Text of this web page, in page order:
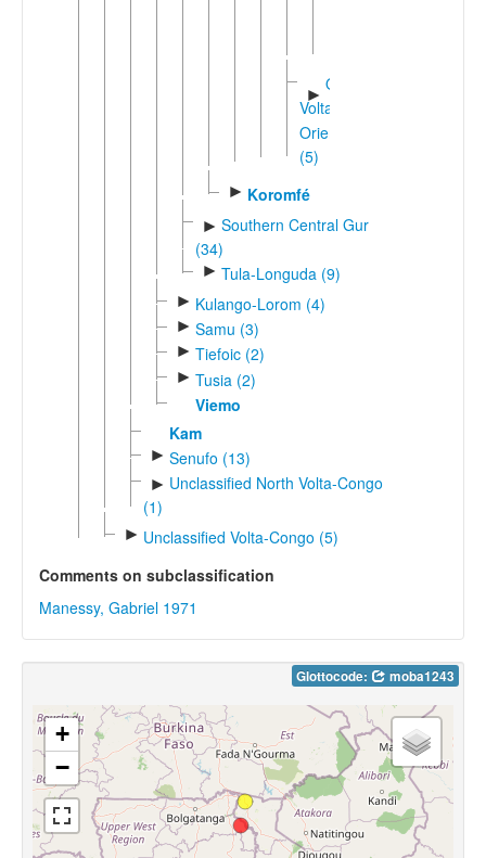
►
Oti-
Volta
Oriental
(5)
► Koromfé
► Southern Central Gur
(34)
► Tula-Longuda (9)
► Kulango-Lorom (4)
► Samu (3)
► Tiefoic (2)
► Tusia (2)
Viemo
Kam
► Senufo (13)
► Unclassified North Volta-Congo
(1)
► Unclassified Volta-Congo (5)
Comments on subclassification
Manessy, Gabriel 1971
Glottocode: moba1243
+
−